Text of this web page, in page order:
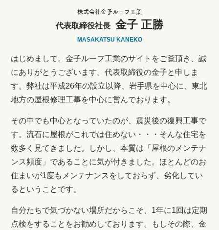
株式会社金子ルーフ工業
代表取締役社長 金子 正勝
MASAKATSU KANEKO
はじめまして。金子ルーフ工業のサイトをご覧頂き、誠
にありがとうございます。代表取締役の金子と申しま
す。弊社は平成26年の設立以降、岩手県を中心に、東北
地方の屋根修理工事を中心に営んでおります。
その中でも中心となっていたのが、震災後の復興工事で
す。流石に屋根がこれでは住めない・・・そんな住宅を
数多く見てきました。しかし、本質は「屋根のメンテナ
ンス頻度」であることに気が付きました。ほとんどのお
住まいが1度もメンテナンスをしておらず、劣化してい
るということです。
自分たちで気づかない場所だからこそ、1年に1回は定期
点検をすることをお勧めしております。もしその際、金